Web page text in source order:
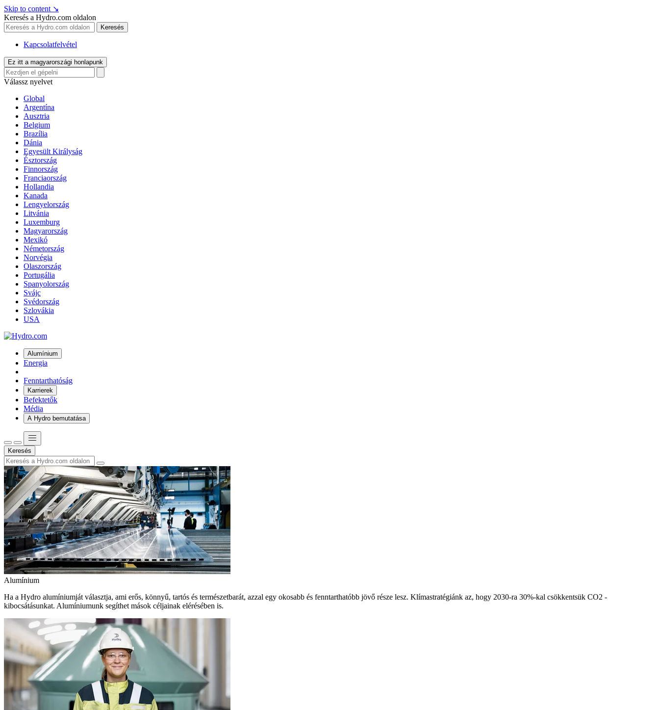
Skip to content ↘
Keresés a Hydro.com oldalon
Keresés
Kapcsolatfelvétel
Ez itt a magyarországi honlapunk
Válassz nyelvet
Global
Argentína
Ausztria
Belgium
Brazília
Dánia
Egyesült Királyság
Észtország
Finnország
Franciaország
Hollandia
Kanada
Lengyelország
Litvánia
Luxemburg
Magyarország
Mexikó
Németország
Norvégia
Olaszország
Portugália
Spanyolország
Svájc
Svédország
Szlovákia
USA
Alumínium
Energia
Fenntarthatóság
Karrierek
Befektetők
Média
A Hydro bemutatása
Keresés
Alumínium
Ha a Hydro alumíniumját választja, ami erős, könnyű, tartós és természetbarát, azzal egy okosabb és fenntarthatóbb jövő része lesz. Klímastratégiánk az, hogy 2030-ra 30%-kal csökkentsük CO2 -
kibocsátásunkat. Alumíniumunk segíthet mások céljainak elérésében is.